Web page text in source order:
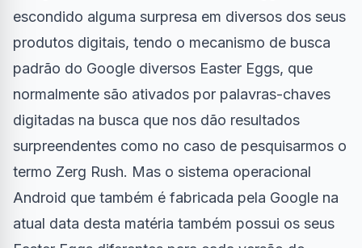
escondido alguma surpresa em diversos dos seus
produtos digitais, tendo o mecanismo de busca
padrão do Google diversos Easter Eggs, que
normalmente são ativados por palavras-chaves
digitadas na busca que nos dão resultados
surpreendentes como no caso de pesquisarmos o
termo Zerg Rush. Mas o sistema operacional
Android que também é fabricada pela Google na
atual data desta matéria também possui os seus